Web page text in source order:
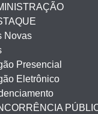
Novas
Presencial
Eletrônico